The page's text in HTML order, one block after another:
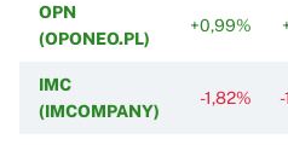
OPN
(OPONEO.PL)
+0,99%
IMC
(IMCOMPANY)
-1,82% -